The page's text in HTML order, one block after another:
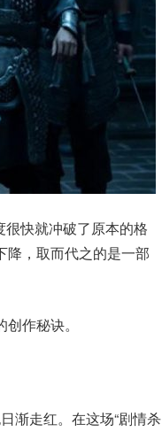
很快就冲破了原本的格
降，取而代之的是一部
作秘诀。
渐走红。在这场“剧情杀